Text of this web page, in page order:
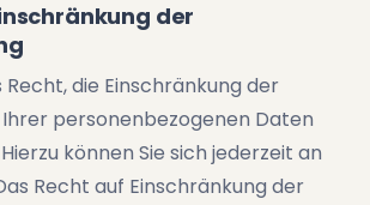
der
Recht, die Einschränkung der
personenbezogenen Daten
können Sie sich jederzeit an
Recht auf Einschränkung der